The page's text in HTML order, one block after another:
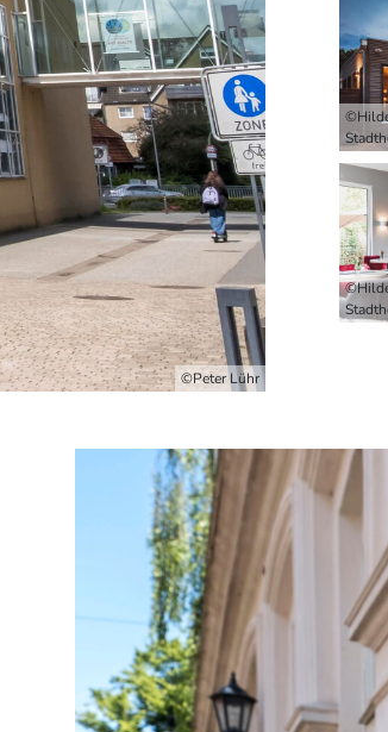
©Peter Lühr